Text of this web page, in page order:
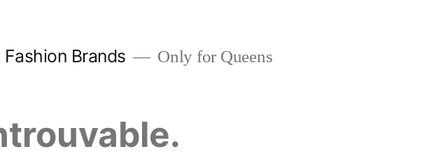
Brands Only for Queens